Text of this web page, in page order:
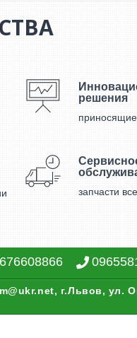
решения
приносящие
запчасти
г.Львов, ул.